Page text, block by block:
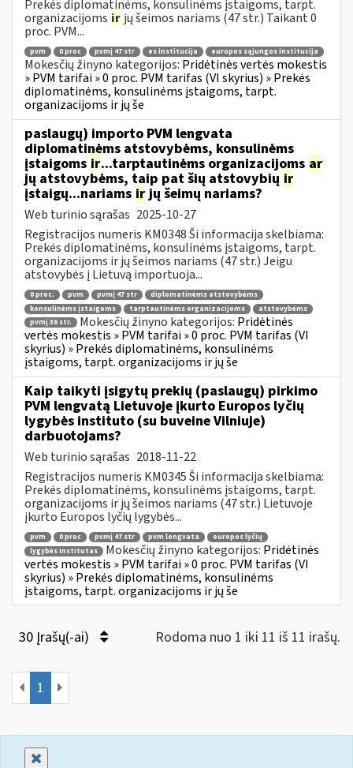
Prekės diplomatinėms, konsulinėms įstaigoms, tarpt.
organizacijoms ir jų šeimos nariams (47 str.) Taikant 0
proc. PVM...
pvm 0 proc pvmį 47 str es institucija europos sąjungos institucija
Mokesčių žinyno kategorijos: Pridėtinės vertės mokestis
» PVM tarifai » 0 proc. PVM tarifas (VI skyrius) » Prekės
diplomatinėms, konsulinėms įstaigoms, tarpt.
organizacijoms ir jų še
paslaugų) importo PVM lengvata
diplomatinėms atstovybėms, konsulinėms
įstaigoms ir...tarptautinėms organizacijoms ar
jų atstovybėms, taip pat šių atstovybių ir
įstaigų...nariams irjų šeimų nariams?
Web turinio sąrašas 2025-10-27
Registracijos numeris KM0348 Ši informacija skelbiama:
Prekės diplomatinėms, konsulinėms įstaigoms, tarpt.
organizacijoms ir jų šeimos nariams (47 str.) Jeigu
atstovybės į Lietuvą importuoja...
0 proc. pvm pvmį 47 str
diplomatinėms atstovybėms
konsulinėms įstaigoms
tarptautinėms organizacijoms
atstovybėms
pvmį 36 str.
Mokesčių žinyno kategorijos: Pridėtinės
vertės mokestis » PVM tarifai » 0 proc. PVM tarifas (VI
skyrius) » Prekės diplomatinėms, konsulinėms
įstaigoms, tarpt. organizacijoms ir jų še
Kaip taikyti įsigytų prekių (paslaugų) pirkimo
PVM lengvatą Lietuvoje įkurto Europos lyčių
lygybės instituto (su buveine Vilniuje)
darbuotojams?
Web turinio sąrašas 2018-11-22
Registracijos numeris KM0345 Ši informacija skelbiama:
Prekės diplomatinėms, konsulinėms įstaigoms, tarpt.
organizacijoms ir jų šeimos nariams (47 str.) Lietuvoje
įkurto Europos lyčių lygybės...
pvm 0 proc pvmį 47 str pvm lengvata
europos lyčių
lygybės institutas
Mokesčių žinyno kategorijos: Pridėtinės
vertės mokestis » PVM tarifai » 0 proc. PVM tarifas (VI
skyrius) » Prekės diplomatinėms, konsulinėms
įstaigoms, tarpt. organizacijoms ir jų še
30 Įrašų(-ai) Rodoma nuo 1 iki 11 iš 11 irašų.
1